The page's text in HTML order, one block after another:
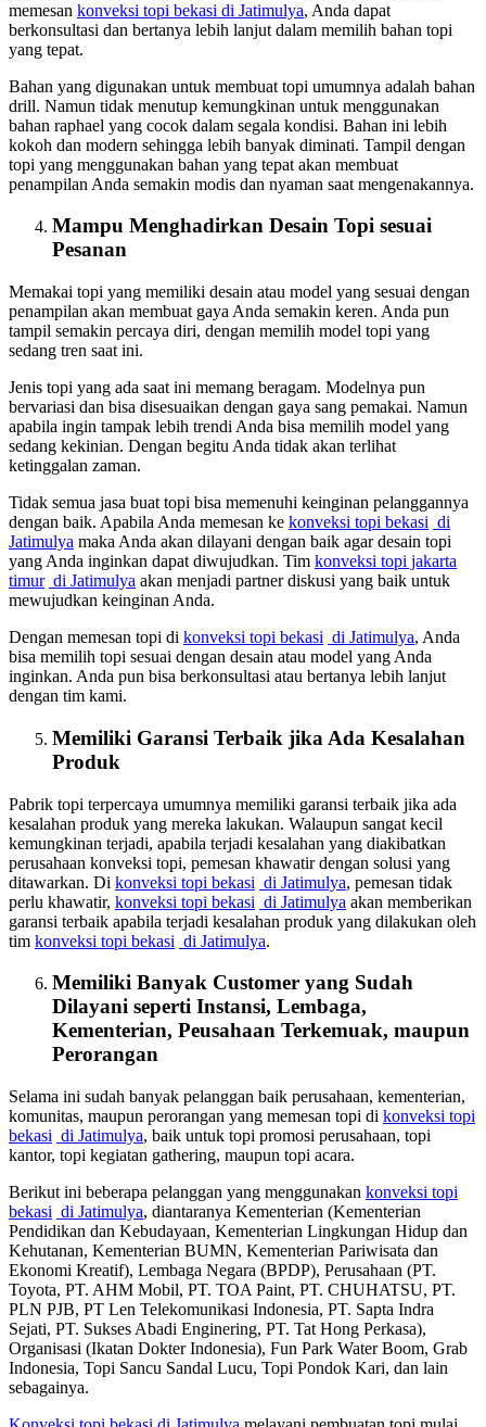
memesan konveksi topi bekasi di Jatimulya, Anda dapat
berkonsultasi dan bertanya lebih lanjut dalam memilih bahan topi
yang tepat.
Bahan yang digunakan untuk membuat topi umumnya adalah bahan
drill. Namun tidak menutup kemungkinan untuk menggunakan
bahan raphael yang cocok dalam segala kondisi. Bahan ini lebih
kokoh dan modern sehingga lebih banyak diminati. Tampil dengan
topi yang menggunakan bahan yang tepat akan membuat
penampilan Anda semakin modis dan nyaman saat mengenakannya.
Mampu Menghadirkan Desain Topi sesuai
Pesanan
Memakai topi yang memiliki desain atau model yang sesuai dengan
penampilan akan membuat gaya Anda semakin keren. Anda pun
tampil semakin percaya diri, dengan memilih model topi yang
sedang tren saat ini.
Jenis topi yang ada saat ini memang beragam. Modelnya pun
bervariasi dan bisa disesuaikan dengan gaya sang pemakai. Namun
apabila ingin tampak lebih trendi Anda bisa memilih model yang
sedang kekinian. Dengan begitu Anda tidak akan terlihat
ketinggalan zaman.
Tidak semua jasa buat topi bisa memenuhi keinginan pelanggannya
dengan baik. Apabila Anda memesan ke konveksi topi bekasi di
Jatimulya maka Anda akan dilayani dengan baik agar desain topi
yang Anda inginkan dapat diwujudkan. Tim konveksi topi jakarta
timur di Jatimulya akan menjadi partner diskusi yang baik untuk
mewujudkan keinginan Anda.
Dengan memesan topi di konveksi topi bekasi di Jatimulya, Anda
bisa memilih topi sesuai dengan desain atau model yang Anda
inginkan. Anda pun bisa berkonsultasi atau bertanya lebih lanjut
dengan tim kami.
Memiliki Garansi Terbaik jika Ada Kesalahan
Produk
Pabrik topi terpercaya umumnya memiliki garansi terbaik jika ada
kesalahan produk yang mereka lakukan. Walaupun sangat kecil
kemungkinan terjadi, apabila terjadi kesalahan yang diakibatkan
perusahaan konveksi topi, pemesan khawatir dengan solusi yang
ditawarkan. Di konveksi topi bekasi di Jatimulya, pemesan tidak
perlu khawatir, konveksi topi bekasi di Jatimulya akan memberikan
garansi terbaik apabila terjadi kesalahan produk yang dilakukan oleh
tim konveksi topi bekasi di Jatimulya.
Memiliki Banyak Customer yang Sudah
Dilayani seperti Instansi, Lembaga,
Kementerian, Peusahaan Terkemuak, maupun
Perorangan
Selama ini sudah banyak pelanggan baik perusahaan, kementerian,
komunitas, maupun perorangan yang memesan topi di konveksi topi
bekasi di Jatimulya, baik untuk topi promosi perusahaan, topi
kantor, topi kegiatan gathering, maupun topi acara.
Berikut ini beberapa pelanggan yang menggunakan konveksi topi
bekasi di Jatimulya, diantaranya Kementerian (Kementerian
Pendidikan dan Kebudayaan, Kementerian Lingkungan Hidup dan
Kehutanan, Kementerian BUMN, Kementerian Pariwisata dan
Ekonomi Kreatif), Lembaga Negara (BPDP), Perusahaan (PT.
Toyota, PT. AHM Mobil, PT. TOA Paint, PT. CHUHATSU, PT.
PLN PJB, PT Len Telekomunikasi Indonesia, PT. Sapta Indra
Sejati, PT. Sukses Abadi Enginering, PT. Tat Hong Perkasa),
Organisasi (Ikatan Dokter Indonesia), Fun Park Water Boom, Grab
Indonesia, Topi Sancu Sandal Lucu, Topi Pondok Kari, dan lain
sebagainya.